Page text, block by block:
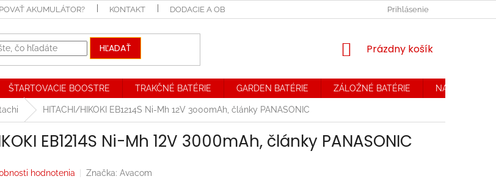
AKUMULÁTOR? KONTAKT DODACIE A OBCHODNÉ PODMIENKY. REKLAMAČNÝ PORIADOKPrihlásenie
HĽADAŤ
NÁKUPNÝ
Prázdny košík
ŠTARTOVACIE BOOSTRE TRAKČNÉ BATÉRIE GARDEN BATÉRIE ZÁLOŽNÉ BATÉRIE NABÍJAČKY
HITACHI/HIKOKI EB1214S Ni-Mh 12V 3000mAh, články PANASONIC
EB1214S Ni-Mh 12V 3000mAh, články PANASONIC
hodnotenia Značka: Avacom